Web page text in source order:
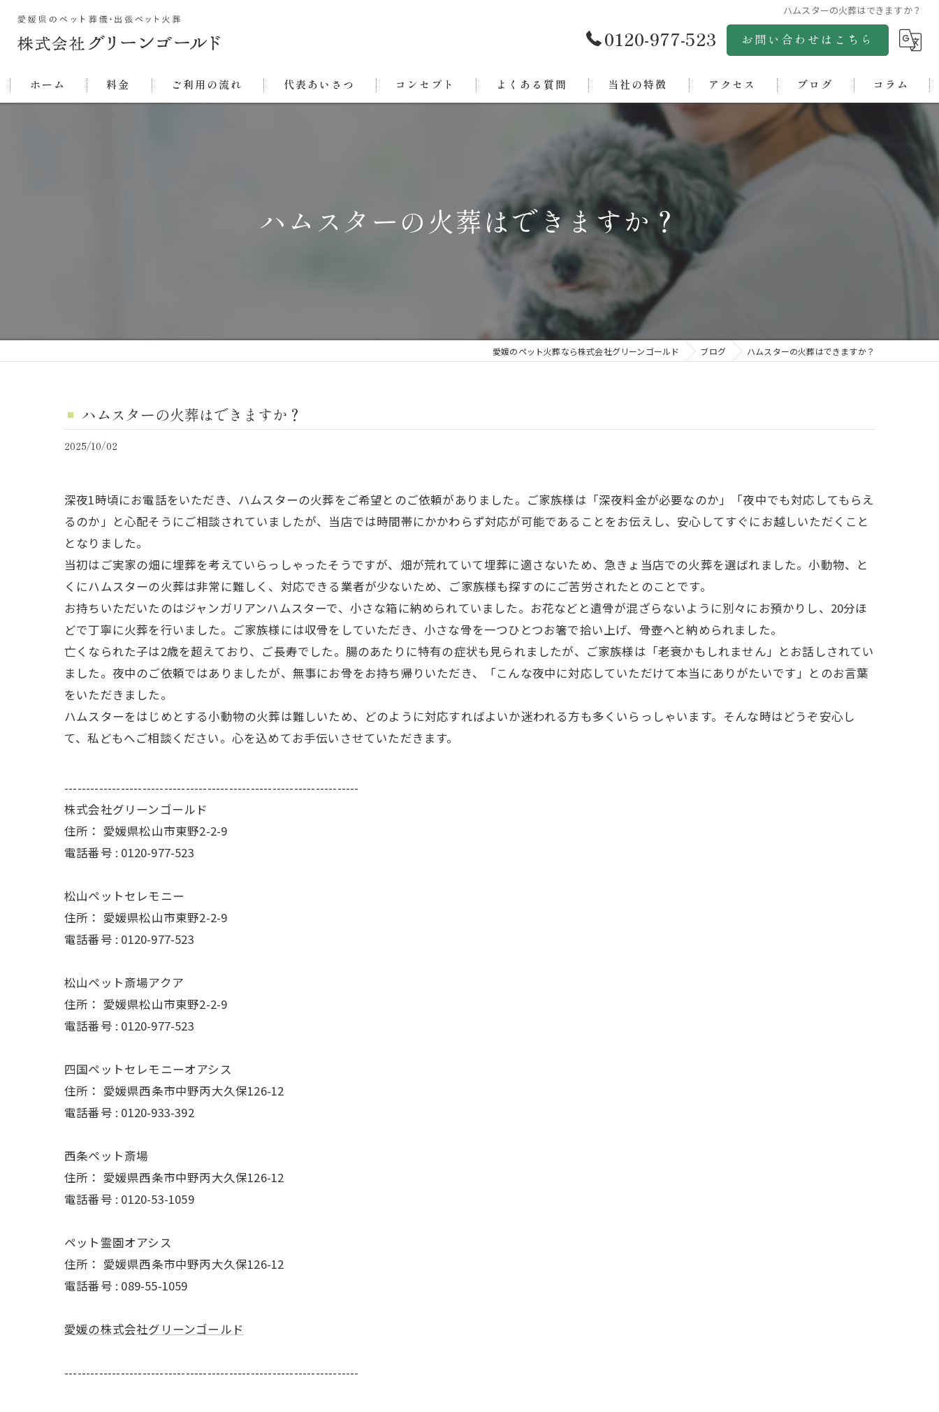
ハムスターの火葬はできますか？
0120-977-523 お問い合わせはこちら
ホーム 料金 ご利用の流れ 代表あいさつ コンセプト よくある質問 当社の特徴
西条市のペット火葬
今治市のペット火葬
新居浜市のペット火葬
東温市のペット火葬
四国中央市のペット火葬
アクセス
株式会社グリーンゴールド
松山ペットセレモニー
松山ペット斎場アクア
四国ペットセレモニーオアシス
砥部ペットセレモニー
ブログ コラム
ハムスターの火葬はできますか？
愛媛のペット火葬なら株式会社グリーンゴールド ブログ ハムスターの火葬はできますか？
ハムスターの火葬はできますか？
2025/10/02
深夜1時頃にお電話をいただき、ハムスターの火葬をご希望とのご依頼がありました。ご家族様は「深夜料金が必要なのか」「夜中でも対応してもらえ
るのか」と心配そうにご相談されていましたが、当店では時間帯にかかわらず対応が可能であることをお伝えし、安心してすぐにお越しいただくこと
となりました。
当初はご実家の畑に埋葬を考えていらっしゃったそうですが、畑が荒れていて埋葬に適さないため、急きょ当店での火葬を選ばれました。小動物、と
くにハムスターの火葬は非常に難しく、対応できる業者が少ないため、ご家族様も探すのにご苦労されたとのことです。
お持ちいただいたのはジャンガリアンハムスターで、小さな箱に納められていました。お花などと遺骨が混ざらないように別々にお預かりし、20分ほ
どで丁寧に火葬を行いました。ご家族様には収骨をしていただき、小さな骨を一つひとつお箸で拾い上げ、骨壺へと納められました。
亡くなられた子は2歳を超えており、ご長寿でした。腸のあたりに特有の症状も見られましたが、ご家族様は「老衰かもしれません」とお話しされてい
ました。夜中のご依頼ではありましたが、無事にお骨をお持ち帰りいただき、「こんな夜中に対応していただけて本当にありがたいです」とのお言葉
をいただきました。
ハムスターをはじめとする小動物の火葬は難しいため、どのように対応すればよいか迷われる方も多くいらっしゃいます。そんな時はどうぞ安心し
て、私どもへご相談ください。心を込めてお手伝いさせていただきます。
--------------------------------------------------------------------
株式会社グリーンゴールド
住所： 愛媛県松山市東野2-2-9
電話番号 : 0120-977-523
松山ペットセレモニー
住所： 愛媛県松山市東野2-2-9
電話番号 : 0120-977-523
松山ペット斎場アクア
住所： 愛媛県松山市東野2-2-9
電話番号 : 0120-977-523
四国ペットセレモニーオアシス
住所： 愛媛県西条市中野丙大久保126-12
電話番号 : 0120-933-392
西条ペット斎場
住所： 愛媛県西条市中野丙大久保126-12
電話番号 : 0120-53-1059
ペット霊園オアシス
住所： 愛媛県西条市中野丙大久保126-12
電話番号 : 089-55-1059
愛媛の株式会社グリーンゴールド
--------------------------------------------------------------------